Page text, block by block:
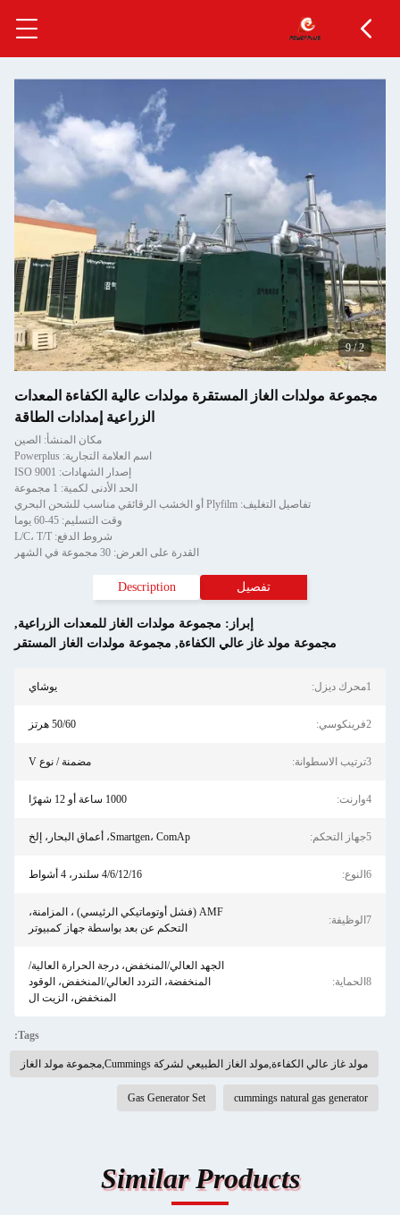
2
/
9
مجموعة مولدات الغاز المستقرة مولدات عالية الكفاءة المعدات
الزراعية إمدادات الطاقة
مكان المنشأ: الصين
اسم العلامة التجارية: Powerplus
إصدار الشهادات: ISO 9001
الحد الأدنى لكمية: 1 مجموعة
تفاصيل التغليف: Plyfilm أو الخشب الرقائقي مناسب للشحن البحري
وقت التسليم: 45-60 يوما
شروط الدفع: L/C، T/T
القدرة على العرض: 30 مجموعة في الشهر
تفصيل Description
إبراز: مجموعة مولدات الغاز للمعدات الزراعية,
مجموعة مولد غاز عالي الكفاءة, مجموعة مولدات الغاز المستقر
1محرك ديزل: يوشاي
2فرينكوسي: 50/60 هرتز
3ترتيب الاسطوانة: مضمنة / نوع V
4وارنت: 1000 ساعة أو 12 شهرًا
5جهاز التحكم: Smartgen، ComAp، أعماق البحار، إلخ
6النوع: 4/6/12/16 سلندر، 4 أشواط
7الوظيفة:
AMF (فشل أوتوماتيكي الرئيسي) ، المزامنة،
التحكم عن بعد بواسطة جهاز كمبيوتر
8الحماية:
الجهد العالي/المنخفض، درجة الحرارة العالية/
المنخفضة، التردد العالي/المنخفض، الوقود
المنخفض، الزيت ال
Tags:
مولد غاز عالي الكفاءة,مولد الغاز الطبيعي لشركة Cummings,مجموعة مولد الغاز
cummings natural gas generator
Gas Generator Set
Similar Products